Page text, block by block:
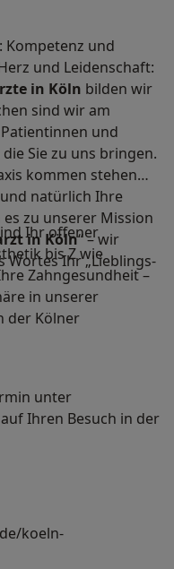
Kompetenz und
und Leidenschaft:
in Köln bilden wir
sind wir am
und
Sie zu uns bringen.
kommen stehen
natürlich Ihre
zu unserer Mission
in Köln“ – wir
Wortes Ihr „Lieblings-
Ihr offener
bis Z wie
Zahngesundheit –
in unserer
der Kölner
unter
Ihren Besuch in der
koeln-